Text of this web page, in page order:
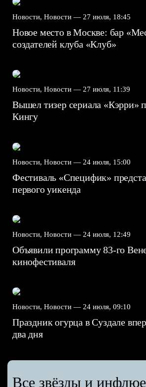
Новости, Новости — 27 июля, 18:45
Новое место в Москве: бар
создателей клуба «Клуб»
Новости, Новости — 27 июля, 11:39
Вышел тизер сериала «Кэрри»
Кингу
Новости, Новости — 24 июля, 15:00
Фестиваль «Специфик»
первого уикенда
Новости, Новости — 24 июля, 12:49
Объявили программу 83-го
кинофестиваля
Новости, Новости — 24 июля, 09:10
Праздник огурца в Суздале
два дня
Все звёзды и